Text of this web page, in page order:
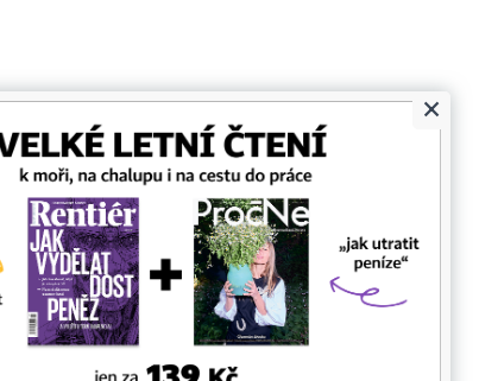
Prohlášení o cookies
Nastavení soukromí
Ochrana osobních údajů
též rozmnožování obsahu pro účely
×